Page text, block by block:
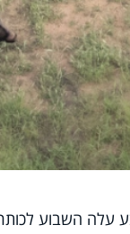
עלה השבוע